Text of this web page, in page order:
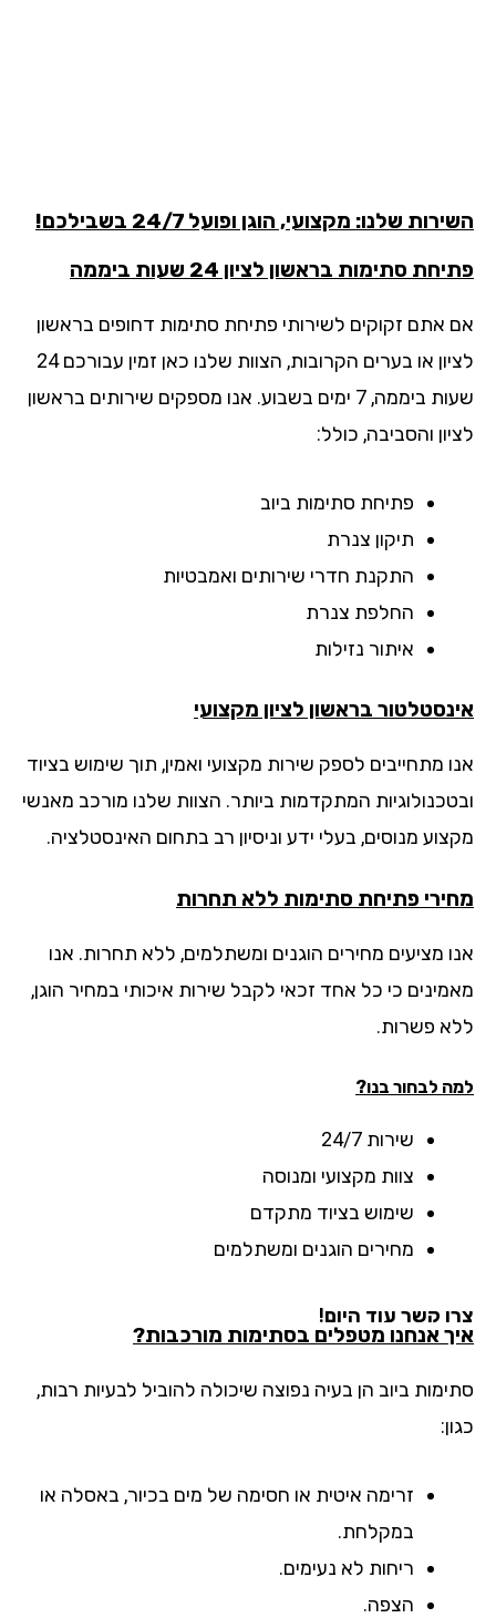
שלנו: מקצועי, הוגן ופועל 24/7 בשבילכם!
סתימות בראשון לציון 24 שעות ביממה
אתם זקוקים לשירותי פתיחת סתימות דחופים בראשון
לציון או בערים הקרובות, הצוות שלנו כאן זמין עבורכם 24
שעות ביממה, 7 ימים בשבוע. אנו מספקים שירותים בראשון
והסביבה, כולל:
פתיחת סתימות ביוב
תיקון צנרת
התקנת חדרי שירותים ואמבטיות
החלפת צנרת
איתור נזילות
בראשון לציון מקצועי
מתחייבים לספק שירות מקצועי ואמין, תוך שימוש בציוד
המתקדמות ביותר. הצוות שלנו מורכב מאנשי
מנוסים, בעלי ידע וניסיון רב בתחום האינסטלציה.
פתיחת סתימות ללא תחרות
מציעים מחירים הוגנים ומשתלמים, ללא תחרות. אנו
כי כל אחד זכאי לקבל שירות איכותי במחיר הוגן,
פשרות.
לבחור בנו?
שירות 24/7
צוות מקצועי ומנוסה
שימוש בציוד מתקדם
מחירים הוגנים ומשתלמים
קשר עוד היום!
אנחנו מטפלים בסתימות מורכבות?
ביוב הן בעיה נפוצה שיכולה להוביל לבעיות רבות,
זרימה איטית או חסימה של מים בכיור, באסלה או
במקלחת.
ריחות לא נעימים.
הצפה.